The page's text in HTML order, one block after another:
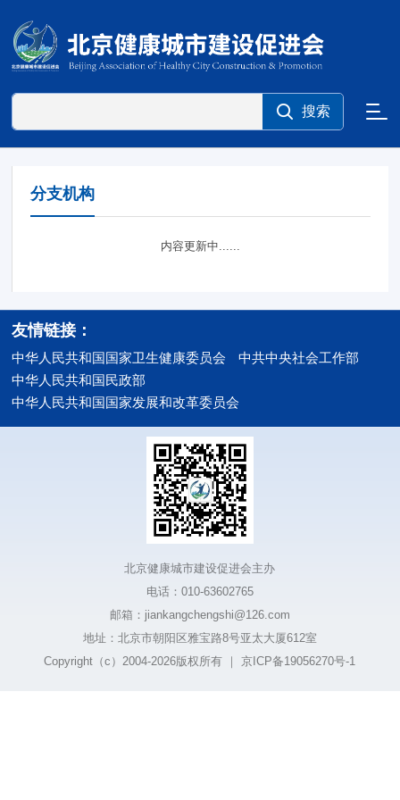
分支机构
内容更新中......
友情链接：
中华人民共和国国家卫生健康委员会
中共中央社会工作部
中华人民共和国民政部
中华人民共和国国家发展和改革委员会
北京健康城市建设促进会主办
电话：010-63602765
邮箱：jiankangchengshi@126.com
地址：北京市朝阳区雅宝路8号亚太大厦612室
Copyright（c）2004-2026版权所有 ｜京ICP备19056270号-1